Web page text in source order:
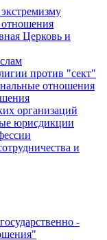
Церковь и
против "сект"
отношения
организаций
юрисдикции
и
-